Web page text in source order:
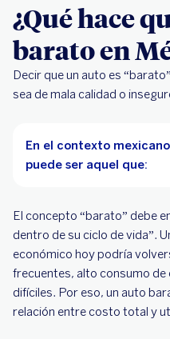
Define tu rango
Establece el uso
Consulta
Usa filtros
Revisa consumo
Verifica historial
Calcula el valor
Calcula la
Evalúa
Haz una prueba
¿Qué hace
barato en
Decir que un auto es
sea de mala calidad o
En el contexto
puede ser aquel que:
El concepto “barato” debe
dentro de su ciclo de vida”.
económico hoy podría
frecuentes, alto consumo
difíciles. Por eso, un auto
relación entre costo total y